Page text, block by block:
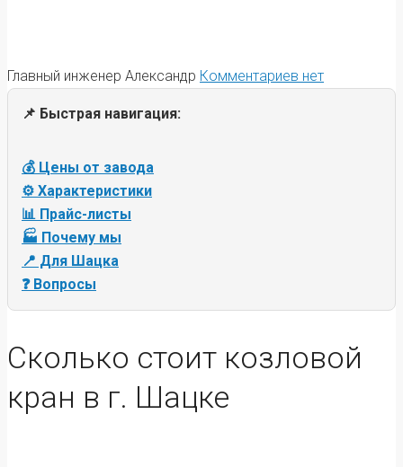
Главный инженер Александр Комментариев нет
📌 Быстрая навигация:
💰 Цены от завода
⚙️ Характеристики
📊 Прайс-листы
🏭 Почему мы
📍 Для Шацка
❓ Вопросы
Сколько стоит козловой
кран в г. Шацке